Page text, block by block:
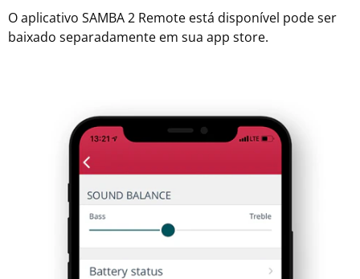
O aplicativo SAMBA 2 Remote está disponível pode ser
baixado separadamente em sua app store.